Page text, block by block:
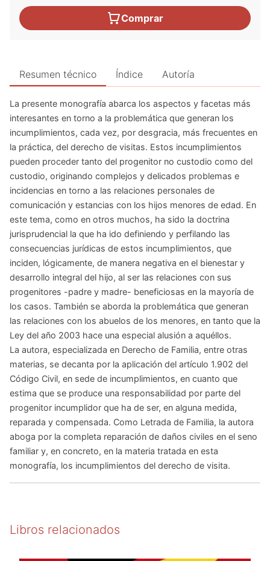
Comprar
Resumen técnico Índice Autoría
La presente monografía abarca los aspectos y facetas más
interesantes en torno a la problemática que generan los
incumplimientos, cada vez, por desgracia, más frecuentes en
la práctica, del derecho de visitas. Estos incumplimientos
pueden proceder tanto del progenitor no custodio como del
custodio, originando complejos y delicados problemas e
incidencias en torno a las relaciones personales de
comunicación y estancias con los hijos menores de edad. En
este tema, como en otros muchos, ha sido la doctrina
jurisprudencial la que ha ido definiendo y perfilando las
consecuencias jurídicas de estos incumplimientos, que
inciden, lógicamente, de manera negativa en el bienestar y
desarrollo integral del hijo, al ser las relaciones con sus
progenitores -padre y madre- beneficiosas en la mayoría de
los casos. También se aborda la problemática que generan
las relaciones con los abuelos de los menores, en tanto que la
Ley del año 2003 hace una especial alusión a aquéllos.
La autora, especializada en Derecho de Familia, entre otras
materias, se decanta por la aplicación del artículo 1.902 del
Código Civil, en sede de incumplimientos, en cuanto que
estima que se produce una responsabilidad por parte del
progenitor incumplidor que ha de ser, en alguna medida,
reparada y compensada. Como Letrada de Familia, la autora
aboga por la completa reparación de daños civiles en el seno
familiar y, en concreto, en la materia tratada en esta
monografía, los incumplimientos del derecho de visita.
Libros relacionados